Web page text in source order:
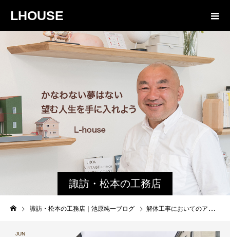
LHOUSE
諏訪・松本の工務店
の社長ブログ｜家族
諏訪・松本の工務店｜池原純一ブログ 解体工事においてのアスベスト調査義務について解説
JUN